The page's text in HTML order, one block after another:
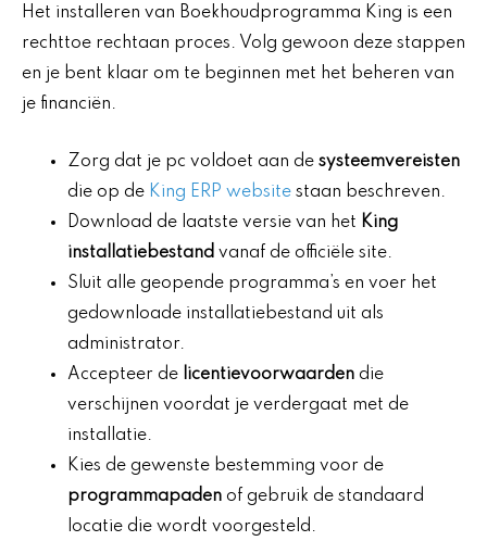
Het installeren van Boekhoudprogramma King is een
rechttoe rechtaan proces. Volg gewoon deze stappen
en je bent klaar om te beginnen met het beheren van
je financiën.
Zorg dat je pc voldoet aan de systeemvereisten
die op de King ERP website staan beschreven.
Download de laatste versie van het King
installatiebestand vanaf de officiële site.
Sluit alle geopende programma’s en voer het
gedownloade installatiebestand uit als
administrator.
Accepteer de licentievoorwaarden die
verschijnen voordat je verdergaat met de
installatie.
Kies de gewenste bestemming voor de
programmapaden of gebruik de standaard
locatie die wordt voorgesteld.